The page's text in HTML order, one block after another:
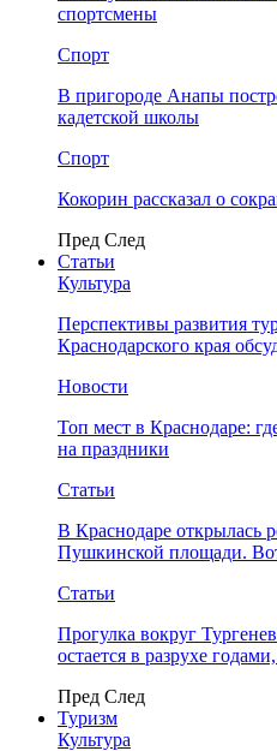
спортсмены
Спорт
В пригороде Анапы
кадетской школы
Спорт
Кокорин рассказал о
Пред След
Статьи
Культура
Перспективы развития
Краснодарского края
Новости
Топ мест в Краснодаре:
на праздники
Статьи
В Краснодаре открылась
Пушкинской площади.
Статьи
Прогулка вокруг
остается в разрухе
Пред След
Туризм
Культура